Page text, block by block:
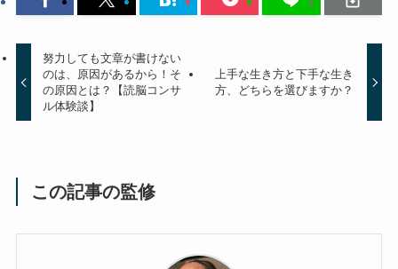
努力しても文章が書けない
のは、原因があるから！そ
の原因とは？【読脳コンサ
ル体験談】
上手な生き方と下手な生き
方、どちらを選びますか？
この記事の監修